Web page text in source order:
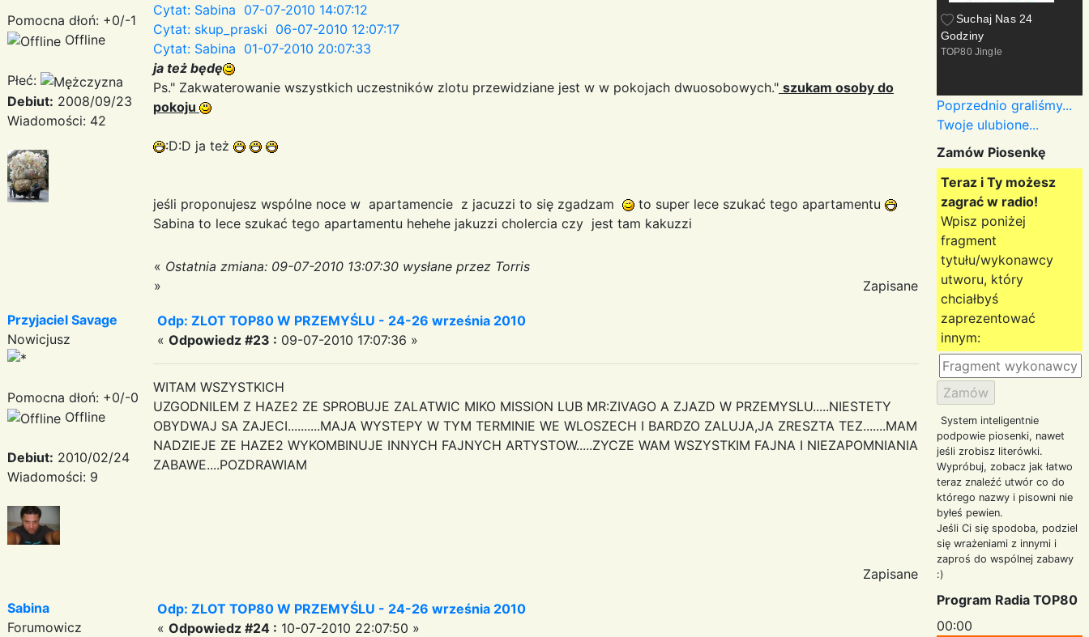
Pomocna dłoń: +0/-1
Offline
Płeć:
Debiut: 2008/09/23
Wiadomości: 42
Cytat: Sabina 07-07-2010 14:07:12
Cytat: skup_praski 06-07-2010 12:07:17
Cytat: Sabina 01-07-2010 20:07:33
ja też będę
Ps." Zakwaterowanie wszystkich uczestników zlotu przewidziane jest w w pokojach dwuosobowych." szukam osoby do
pokoju
:D:D ja też
jeśli proponujesz wspólne noce w apartamencie z jacuzzi to się zgadzam
to super lece szukać tego apartamentu
Sabina to lece szukać tego apartamentu hehehe jakuzzi cholercia czy jest tam kakuzzi
« Ostatnia zmiana: 09-07-2010 13:07:30 wysłane przez Torris
»
Zapisane
Przyjaciel Savage
Nowicjusz
Pomocna dłoń: +0/-0
Offline
Debiut: 2010/02/24
Wiadomości: 9
Odp: ZLOT TOP80 W PRZEMYŚLU - 24-26 września 2010
« Odpowiedz #23 : 09-07-2010 17:07:36 »
WITAM WSZYSTKICH
UZGODNILEM Z HAZE2 ZE SPROBUJE ZALATWIC MIKO MISSION LUB MR:ZIVAGO A ZJAZD W PRZEMYSLU.....NIESTETY
OBYDWAJ SA ZAJECI..........MAJA WYSTEPY W TYM TERMINIE WE WLOSZECH I BARDZO ZALUJA,JA ZRESZTA TEZ.......MAM
NADZIEJE ZE HAZE2 WYKOMBINUJE INNYCH FAJNYCH ARTYSTOW.....ZYCZE WAM WSZYSTKIM FAJNA I NIEZAPOMNIANIA
ZABAWE....POZDRAWIAM
Zapisane
Sabina
Forumowicz
Odp: ZLOT TOP80 W PRZEMYŚLU - 24-26 września 2010
« Odpowiedz #24 : 10-07-2010 22:07:50 »
Suchaj Nas 24
Godziny
TOP80 Jingle
Poprzednio graliśmy...
Twoje ulubione...
Zamów Piosenkę
Teraz i Ty możesz
zagrać w radio!
Wpisz poniżej
fragment
tytułu/wykonawcy
utworu, który
chciałbyś
zaprezentować
innym:
System inteligentnie
podpowie piosenki, nawet
jeśli zrobisz literówki.
Wypróbuj, zobacz jak łatwo
teraz znaleźć utwór co do
którego nazwy i pisowni nie
byłeś pewien.
Jeśli Ci się spodoba, podziel
się wrażeniami z innymi i
zaproś do wspólnej zabawy
:)
Program Radia TOP80
00:00